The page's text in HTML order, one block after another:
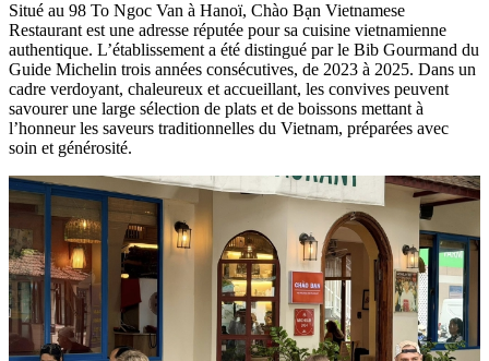
Situé au 98 To Ngoc Van à Hanoï, Chào Bạn Vietnamese
Restaurant est une adresse réputée pour sa cuisine vietnamienne
authentique. L’établissement a été distingué par le Bib Gourmand du
Guide Michelin trois années consécutives, de 2023 à 2025. Dans un
cadre verdoyant, chaleureux et accueillant, les convives peuvent
savourer une large sélection de plats et de boissons mettant à
l’honneur les saveurs traditionnelles du Vietnam, préparées avec
soin et générosité.